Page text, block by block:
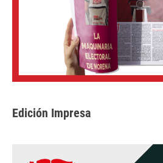
Edición Impresa